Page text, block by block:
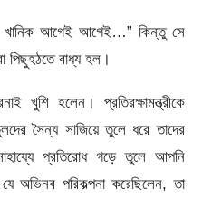
খানিক আগেই আগেই…” কিন্তু সে
পিছুহঠতে বাধ্য হল।
খুশি হলেন। প্রতিরক্ষামন্ত্রীকে
সৈন্য সাজিয়ে তুলে ধরে তাদের
প্রতিরোধ গড়ে তুলে আপনি
অভিনব পরিকল্পনা করেছিলেন, তা